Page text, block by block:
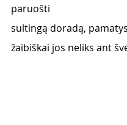
paruošti
sultingą doradą,
žaibiškai jos neliks ant